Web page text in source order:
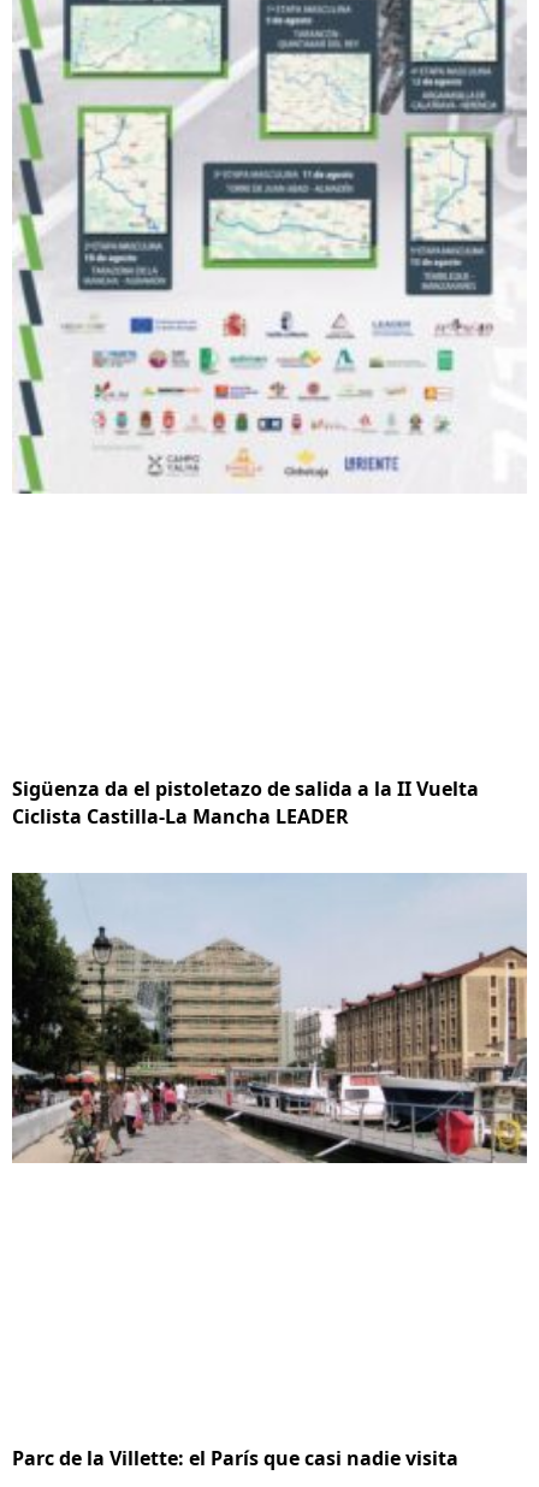
Sigüenza da el pistoletazo de salida a la II Vuelta
Ciclista Castilla-La Mancha LEADER
Parc de la Villette: el París que casi nadie visita